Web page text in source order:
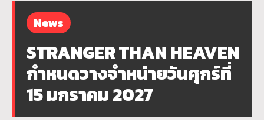
News
STRANGER THAN HEAVEN
กำหนดวางจำหน่ายวันศุกร์ที่
15 มกราคม 2027